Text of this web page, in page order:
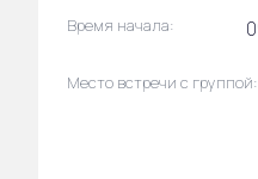
Время начала:
Место встречи с группой: